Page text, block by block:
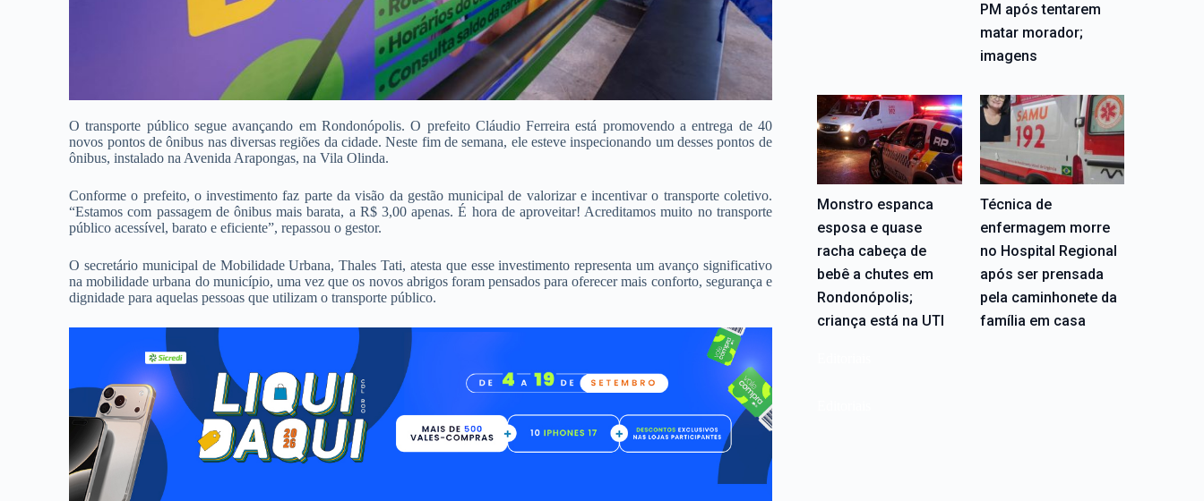
O transporte público segue avançando em Rondonópolis. O prefeito Cláudio Ferreira está promovendo a entrega de 40
novos pontos de ônibus nas diversas regiões da cidade. Neste fim de semana, ele esteve inspecionando um desses pontos de
ônibus, instalado na Avenida Arapongas, na Vila Olinda.
Conforme o prefeito, o investimento faz parte da visão da gestão municipal de valorizar e incentivar o transporte coletivo.
“Estamos com passagem de ônibus mais barata, a R$ 3,00 apenas. É hora de aproveitar! Acreditamos muito no transporte
público acessível, barato e eficiente”, repassou o gestor.
O secretário municipal de Mobilidade Urbana, Thales Tati, atesta que esse investimento representa um avanço significativo
na mobilidade urbana do município, uma vez que os novos abrigos foram pensados para oferecer mais conforto, segurança e
dignidade para aquelas pessoas que utilizam o transporte público.
PM após tentarem
matar morador;
imagens
Monstro espanca
esposa e quase
racha cabeça de
bebê a chutes em
Rondonópolis;
criança está na UTI
Técnica de
enfermagem morre
no Hospital Regional
após ser prensada
pela caminhonete da
família em casa